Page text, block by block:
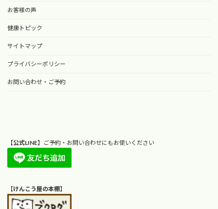
お客様の声
健康トピック
サイトマップ
プライバシーポリシー
お問い合わせ・ご予約
【公式LINE】ご予約・お問い合わせにもお使いください
【けんこう屋の本棚】